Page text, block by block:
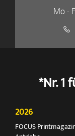
Mo -
*Nr. 1
2026
FOCUS